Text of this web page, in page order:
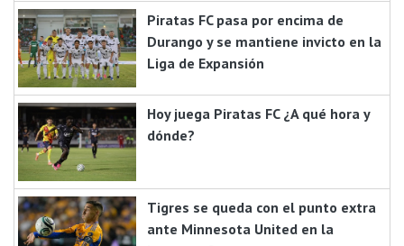
Piratas FC pasa por encima de
Durango y se mantiene invicto en la
Liga de Expansión
Hoy juega Piratas FC ¿A qué hora y
dónde?
Tigres se queda con el punto extra
ante Minnesota United en la